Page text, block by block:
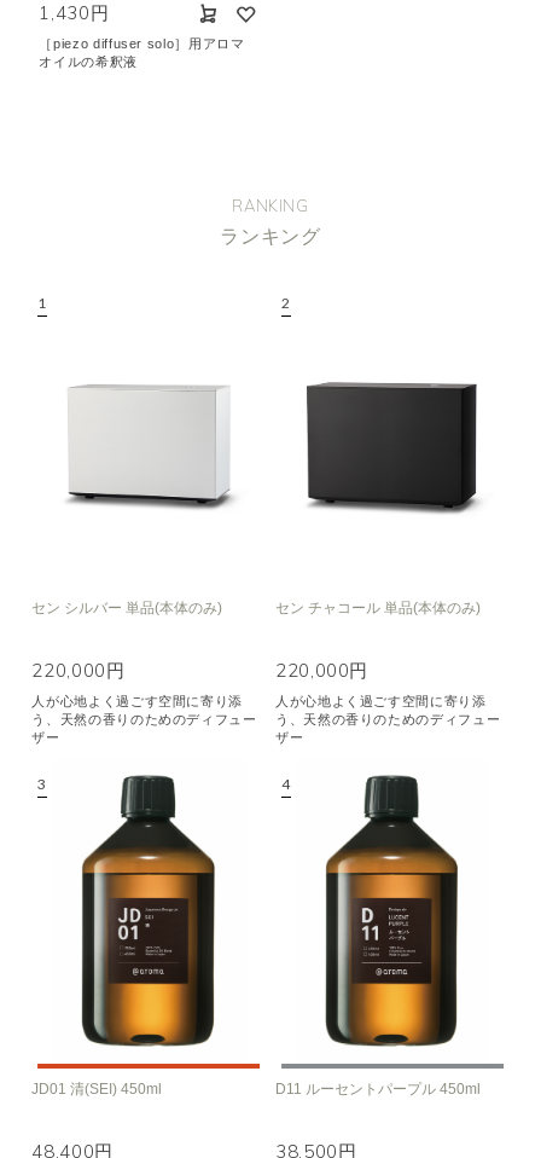
1,430円
［piezo diffuser solo］用アロマ
オイルの希釈液
RANKING
ランキング
セン シルバー 単品(本体のみ)
220,000円
人が心地よく過ごす空間に寄り添
う、天然の香りのためのディフュー
ザー
セン チャコール 単品(本体のみ)
220,000円
人が心地よく過ごす空間に寄り添
う、天然の香りのためのディフュー
ザー
JD01 清(SEI) 450ml
48,400円
D11 ルーセントパープル 450ml
38,500円